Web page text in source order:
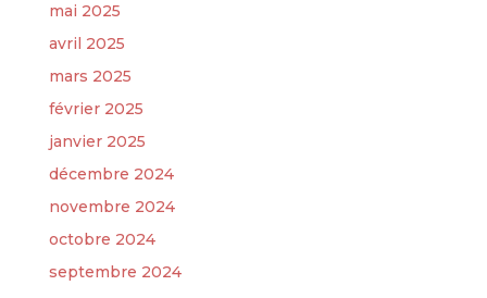
mai 2025
avril 2025
mars 2025
février 2025
janvier 2025
décembre 2024
novembre 2024
octobre 2024
septembre 2024